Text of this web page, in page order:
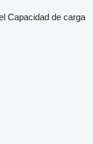
Capacidad de carga